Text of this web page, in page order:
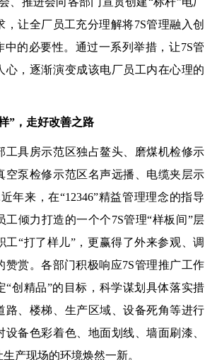
，让全厂员工充分理解将7S管理融入创
中的必要性。通过一系列举措，让7S管
心，逐渐演变成该电厂员工内在心理的
”，走好改善之路
具房示范区独占鳌头、磨煤机检修示
空泵检修示范区名声远播、电缆夹层示
近年来，在“12346”精益管理理念的指导
工倾力打造的一个个7S管理“样板间”层
工“打了样儿”，更赢得了外来参观、调
赞赏。各部门积极响应7S管理推广工作
“创精品”的目标，科学谋划具体落实措
路、楼梯、生产区域、设备死角等进行
设备色彩着色、地面划线、墙面刷漆、
产现场的环境焕然一新。